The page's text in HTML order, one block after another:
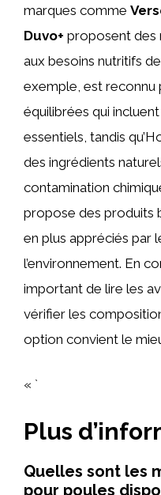
marques comme
Duvo+ proposent des
aux besoins nutritifs
exemple, est reconnu
équilibrées qui
essentiels, tandis
des ingrédients
contamination
propose des produits
en plus appréciés par
l’environnement. En
important de lire les
vérifier les
option convient le
« `
Plus
Quelles sont les
pour poules